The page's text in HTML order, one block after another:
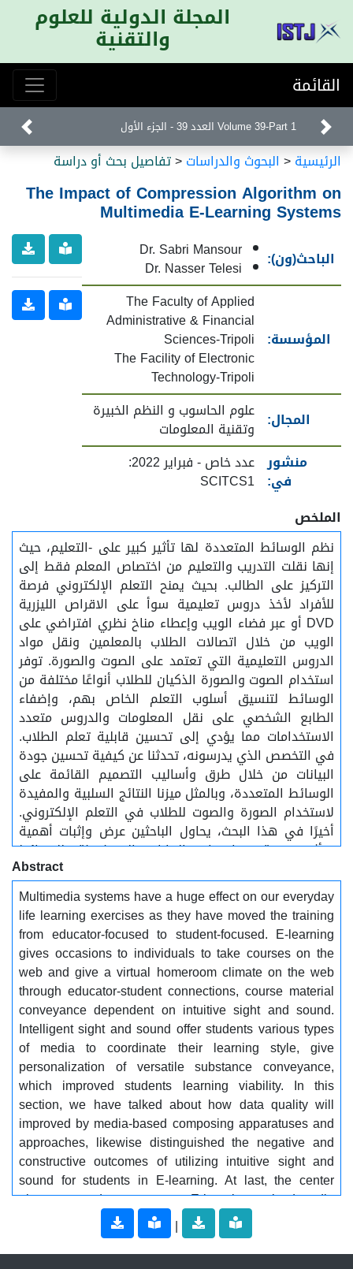
المجلة الدولية للعلوم
والتقنية
القائمة
Volume 39-Part 1 العدد 39 - الجزء الأول
الرئيسية< البحوث والدراسات<تفاصيل بحث أو دراسة
The Impact of Compression Algorithm on
Multimedia E-Learning Systems
الباحث(ون): Dr. Sabri Mansour
Dr. Nasser Telesi
المؤسسة:
The Faculty of Applied
Administrative & Financial
Sciences-Tripoli
The Facility of Electronic
Technology-Tripoli
المجال: علوم الحاسوب و النظم الخبيرة
وتقنية المعلومات
منشور
في:
عدد خاص - فبراير 2022:
SCITCS1
الملخص
نظم الوسائط المتعددة لها تأثير كبير على -التعليم، حيث
إنها نقلت التدريب والتعليم من اختصاص المعلم فقط إلى
التركيز على الطالب. بحيث يمنح التعلم الإلكتروني فرصة
للأفراد لأخذ دروس تعليمية سوأ على الاقراص الليزرية
DVD أو عبر فضاء الويب وإعطاء مناخ نظري افتراضي على
الويب من خلال اتصالات الطلاب بالمعلمين ونقل مواد
الدروس التعليمية التي تعتمد على الصوت والصورة. توفر
استخدام الصوت والصورة الذكيان للطلاب أنواعًا مختلفة من
الوسائط لتنسيق أسلوب التعلم الخاص بهم، وإضفاء
الطابع الشخصي على نقل المعلومات والدروس متعدد
الاستخدامات مما يؤدي إلى تحسين قابلية تعلم الطلاب.
في التخصص الذي يدرسونه، تحدثنا عن كيفية تحسين جودة
البيانات من خلال طرق وأساليب التصميم القائمة على
الوسائط المتعددة، وبالمثل ميزنا النتائج السلبية والمفيدة
لاستخدام الصورة والصوت للطلاب في التعلم الإلكتروني.
أخيرًا في هذا البحث، يحاول الباحثين عرض وإثبات أهمية
وتأثير تقنية خوارزميات البيانات المضغوطة للوسائط
المتعددة في لأنظمة التعلم الإلكتروني ومساهمتها في
حل مشكلة مساحة التخزين ونقل الملفات ,واستخدامها
للتعليم عبر الإنترنت.
Abstract
Multimedia systems have a huge effect on our everyday
life learning exercises as they have moved the training
from educator-focused to student-focused. E-learning
gives occasions to individuals to take courses on the
web and give a virtual homeroom climate on the web
through educator-student connections, course material
conveyance dependent on intuitive sight and sound.
Intelligent sight and sound offer students various types
of media to coordinate their learning style, give
personalization of versatile substance conveyance,
which improved students learning viability. In this
section, we have talked about how data quality will
improved by media-based composing apparatuses and
approaches, likewise distinguished the negative and
constructive outcomes of utilizing intuitive sight and
sound for students in E-learning. At last, the center
given around momentum E-learning mixed-media
innovations, their exploration difficulties, and future
patterns on peer-to-peer communication-based
advances. In this paper, the research demonstrates the
|